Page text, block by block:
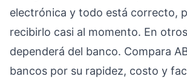
electrónica y todo está correcto,
recibirlo casi al momento. En
dependerá del banco. Compara
bancos por su rapidez, costo y